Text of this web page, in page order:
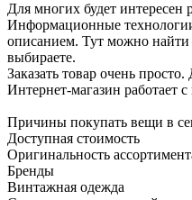
Для многих будет интересен
Информационные технологии
описанием. Тут можно найти
выбираете.
Заказать товар очень
Интернет-магазин работает
Причины покупать вещи в
Доступная стоимость
Оригинальность
Бренды
Винтажная одежда